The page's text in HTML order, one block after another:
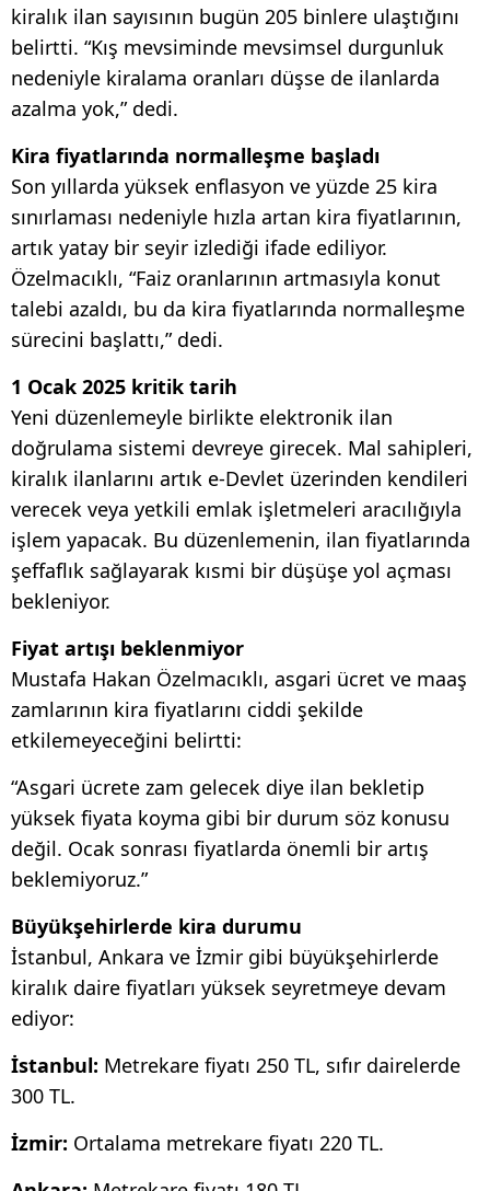
kiralık ilan sayısının bugün 205 binlere ulaştığını
belirtti. “Kış mevsiminde mevsimsel durgunluk
nedeniyle kiralama oranları düşse de ilanlarda
azalma yok,” dedi.
Kira fiyatlarında normalleşme başladı
Son yıllarda yüksek enflasyon ve yüzde 25 kira
sınırlaması nedeniyle hızla artan kira fiyatlarının,
artık yatay bir seyir izlediği ifade ediliyor.
Özelmacıklı, “Faiz oranlarının artmasıyla konut
talebi azaldı, bu da kira fiyatlarında normalleşme
sürecini başlattı,” dedi.
1 Ocak 2025 kritik tarih
Yeni düzenlemeyle birlikte elektronik ilan
doğrulama sistemi devreye girecek. Mal sahipleri,
kiralık ilanlarını artık e-Devlet üzerinden kendileri
verecek veya yetkili emlak işletmeleri aracılığıyla
işlem yapacak. Bu düzenlemenin, ilan fiyatlarında
şeffaflık sağlayarak kısmi bir düşüşe yol açması
bekleniyor.
Fiyat artışı beklenmiyor
Mustafa Hakan Özelmacıklı, asgari ücret ve maaş
zamlarının kira fiyatlarını ciddi şekilde
etkilemeyeceğini belirtti:
“Asgari ücrete zam gelecek diye ilan bekletip
yüksek fiyata koyma gibi bir durum söz konusu
değil. Ocak sonrası fiyatlarda önemli bir artış
beklemiyoruz.”
Büyükşehirlerde kira durumu
İstanbul, Ankara ve İzmir gibi büyükşehirlerde
kiralık daire fiyatları yüksek seyretmeye devam
ediyor:
İstanbul: Metrekare fiyatı 250 TL, sıfır dairelerde
300 TL.
İzmir: Ortalama metrekare fiyatı 220 TL.